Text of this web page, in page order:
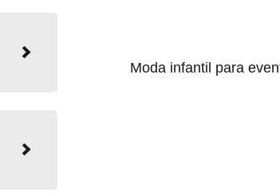
Moda infantil para